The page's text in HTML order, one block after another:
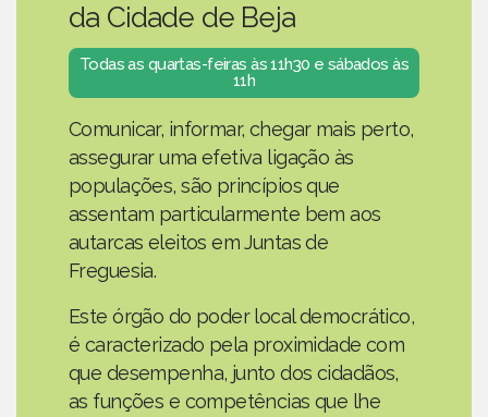
da Cidade de Beja
Todas as quartas-feiras às 11h30 e sábados às
11h
Comunicar, informar, chegar mais perto,
assegurar uma efetiva ligação às
populações, são princípios que
assentam particularmente bem aos
autarcas eleitos em Juntas de
Freguesia.
Este órgão do poder local democrático,
é caracterizado pela proximidade com
que desempenha, junto dos cidadãos,
as funções e competências que lhe